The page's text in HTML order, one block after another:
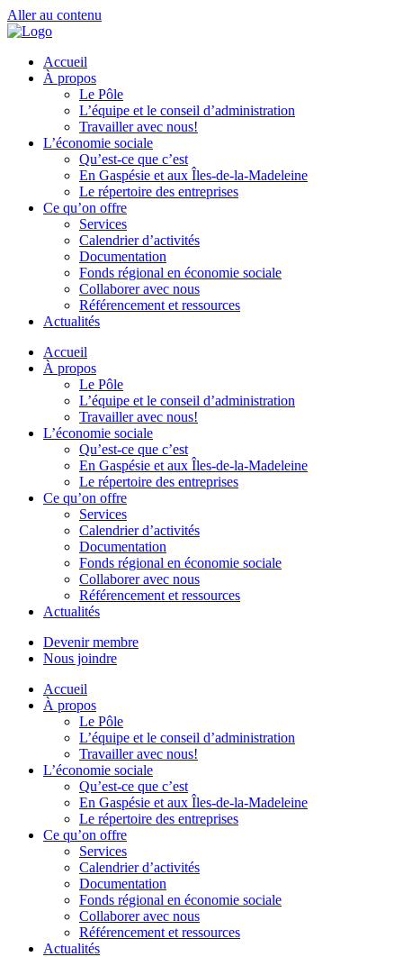
Aller au contenu
Accueil
À propos
Le Pôle
L’équipe et le conseil d’administration
Travailler avec nous!
L’économie sociale
Qu’est-ce que c’est
En Gaspésie et aux Îles-de-la-Madeleine
Le répertoire des entreprises
Ce qu’on offre
Services
Calendrier d’activités
Documentation
Fonds régional en économie sociale
Collaborer avec nous
Référencement et ressources
Actualités
Accueil
À propos
Le Pôle
L’équipe et le conseil d’administration
Travailler avec nous!
L’économie sociale
Qu’est-ce que c’est
En Gaspésie et aux Îles-de-la-Madeleine
Le répertoire des entreprises
Ce qu’on offre
Services
Calendrier d’activités
Documentation
Fonds régional en économie sociale
Collaborer avec nous
Référencement et ressources
Actualités
Devenir membre
Nous joindre
Accueil
À propos
Le Pôle
L’équipe et le conseil d’administration
Travailler avec nous!
L’économie sociale
Qu’est-ce que c’est
En Gaspésie et aux Îles-de-la-Madeleine
Le répertoire des entreprises
Ce qu’on offre
Services
Calendrier d’activités
Documentation
Fonds régional en économie sociale
Collaborer avec nous
Référencement et ressources
Actualités